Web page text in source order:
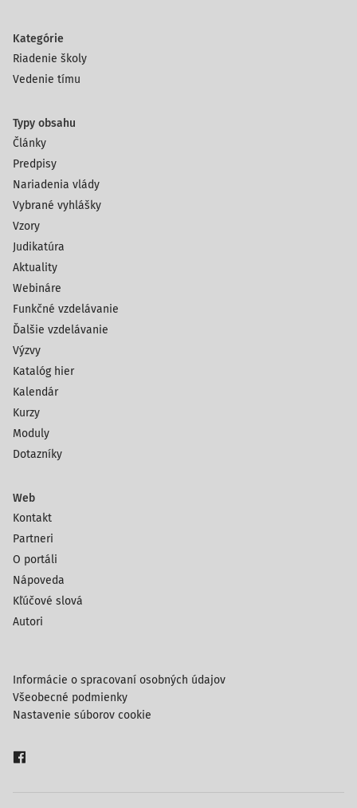
Kategórie
Riadenie školy
Vedenie tímu
Typy obsahu
Články
Predpisy
Nariadenia vlády
Vybrané vyhlášky
Vzory
Judikatúra
Aktuality
Webináre
Funkčné vzdelávanie
Ďalšie vzdelávanie
Výzvy
Katalóg hier
Kalendár
Kurzy
Moduly
Dotazníky
Web
Kontakt
Partneri
O portáli
Nápoveda
Kľúčové slová
Autori
Informácie o spracovaní osobných údajov
Všeobecné podmienky
Nastavenie súborov cookie